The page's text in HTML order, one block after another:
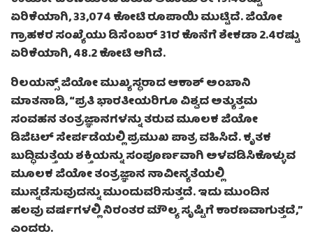
ಏರಿಕೆಯಾಗಿ, 33,074 ಕೋಟಿ ರೂಪಾಯಿ ಮುಟ್ಟಿದೆ. ಜಿಯೋ
ಗ್ರಾಹಕರ ಸಂಖ್ಯೆಯು ಡಿಸೆಂಬರ್ 31ರ ಕೊನೆಗೆ ಶೇಕಡಾ 2.4ರಷ್ಟು
ಏರಿಕೆಯಾಗಿ, 48.2 ಕೋಟಿ ಆಗಿದೆ.
ರಿಲಯನ್ಸ್ ಜಿಯೋ ಮುಖ್ಯಸ್ಥರಾದ ಆಕಾಶ್ ಅಂಬಾನಿ
ಮಾತನಾಡಿ, “ಪ್ರತಿ ಭಾರತೀಯರಿಗೂ ವಿಶ್ವದ ಅತ್ಯುತ್ತಮ
ಸಂವಹನ ತಂತ್ರಜ್ಞಾನಗಳನ್ನು ತರುವ ಮೂಲಕ ಜಿಯೋ
ಡಿಜಿಟಲ್ ಸೇರ್ಪಡೆಯಲ್ಲಿ ಪ್ರಮುಖ ಪಾತ್ರ ವಹಿಸಿದೆ. ಕೃತಕ
ಬುದ್ಧಿಮತ್ತೆಯ ಶಕ್ತಿಯನ್ನು ಸಂಪೂರ್ಣವಾಗಿ ಅಳವಡಿಸಿಕೊಳ್ಳುವ
ಮೂಲಕ ಜಿಯೋ ತಂತ್ರಜ್ಞಾನ ನಾವೀನ್ಯತೆಯಲ್ಲಿ
ಮುನ್ನಡೆಸುವುದನ್ನು ಮುಂದುವರಿಸುತ್ತದೆ. ಇದು ಮುಂದಿನ
ಹಲವು ವರ್ಷಗಳಲ್ಲಿ ನಿರಂತರ ಮೌಲ್ಯ ಸೃಷ್ಟಿಗೆ ಕಾರಣವಾಗುತ್ತದೆ,”
ಎಂದರು.